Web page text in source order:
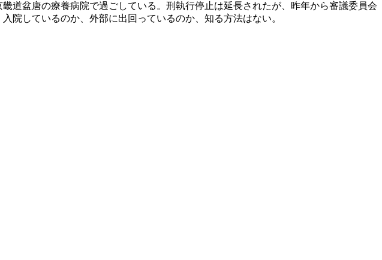
道盆唐の療養病院で過ごしている。刑執行停止は延長されたが、昨年から審議委員会
院しているのか、外部に出回っているのか、知る方法はない。